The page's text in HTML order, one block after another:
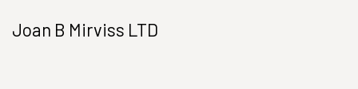
Joan B Mirviss LTD